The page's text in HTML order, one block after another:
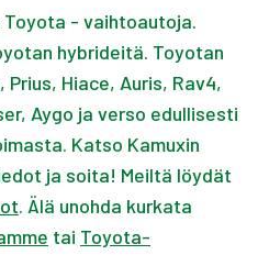
Toyota - vaihtoautoja.
hybrideitä. Toyotan
Hiace, Auris, Rav4,
Aygo ja verso edullisesti
Katso Kamuxin
ja soita! Meiltä löydät
. Älä unohda kurkata
tai Toyota-